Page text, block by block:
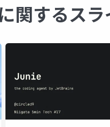
関するスラ